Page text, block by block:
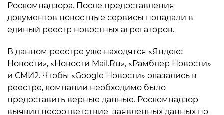
Роскомнадзора. После предоставления
документов новостные сервисы попадали в
единый реестр новостных агрегаторов.
В данном реестре уже находятся «Яндекс
Новости», «Новости Mail.Ru», «Рамблер Новости»
и СМИ2. Чтобы «Google Новости» оказались в
реестре, компании необходимо было
предоставить верные данные. Роскомнадзор
выявил несоответствие заявленных данных по